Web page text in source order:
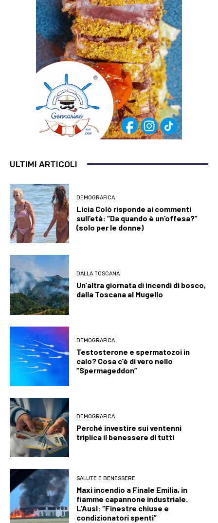
ULTIMI ARTICOLI
DEMOGRAFICA
Licia Colò risponde ai commenti
sull’età: “Da quando è un’offesa?”
(solo per le donne)
DALLA TOSCANA
Un’altra giornata di incendi di bosco,
dalla Toscana al Mugello
DEMOGRAFICA
Testosterone e spermatozoi in
calo? Cosa c’è di vero nello
“Spermageddon”
DEMOGRAFICA
Perché investire sui ventenni
triplica il benessere di tutti
SALUTE E BENESSERE
Maxi incendio a Finale Emilia, in
fiamme capannone industriale.
L’Ausl: “Finestre chiuse e
condizionatori spenti”